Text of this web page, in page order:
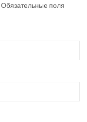
Обязательные поля